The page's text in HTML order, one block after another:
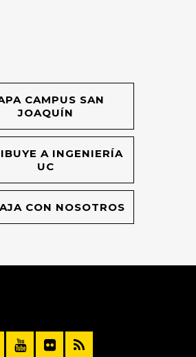
CAMPUS SAN
JOAQUÍN
A INGENIERÍA
UC
CON NOSOTROS